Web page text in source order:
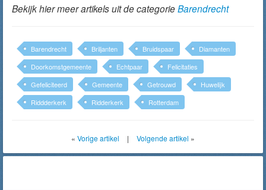
Bekijk hier meer artikels uit de categorieBarendrecht
Barendrecht Briljanten Bruidspaar
Diamanten
Doorkomstgemeente
Echtpaar
Felicitaties
Gefeliciteerd
Gemeente Getrouwd
Huwelijk
Riddderkerk
Ridderkerk Rotterdam
« Vorige artikel | Volgende artikel »